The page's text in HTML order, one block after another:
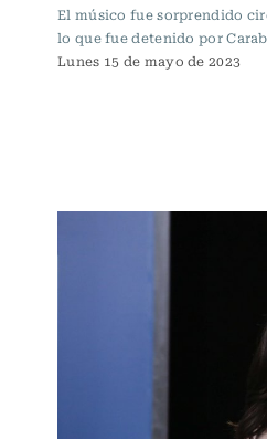
El músico fue sorprendido
lo que fue detenido por
Lunes 15 de mayo de 2023